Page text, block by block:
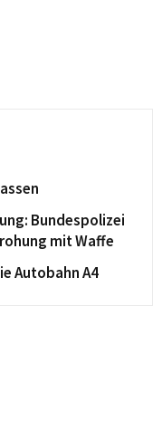
Bundespolizei
mit Waffe
Autobahn A4